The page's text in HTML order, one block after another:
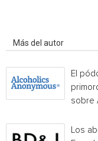
Más del autor
El
sobre
Los